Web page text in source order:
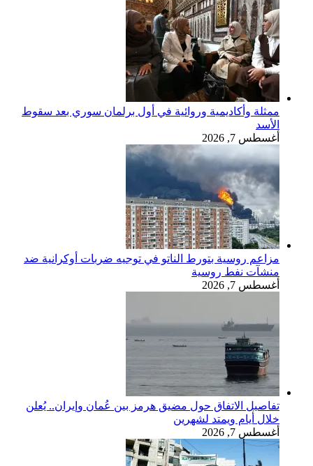
ممثلة وأكاديمية وروائية في أول برلمان سوري بعد سقوط
الأسد
أغسطس 7, 2026
مزاعم روسية بتورط الناتو في توجيه ضربات أوكرانية ضد
منشآت نفط روسية
أغسطس 7, 2026
تفاصيل الاتفاق حول مضيق هرمز بين عُمان وإيران.. يُعلن
خلال أيام ويمتد لشهرين
أغسطس 7, 2026